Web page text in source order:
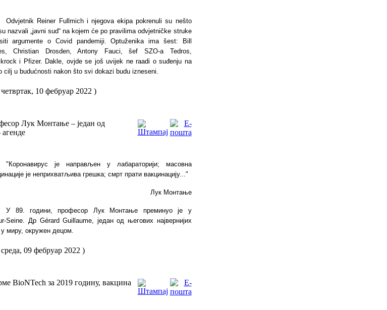
Odvjetnik Reiner Fullmich i njegova ekipa pokrenuli su nešto
nazvali „javni sud“ na kojem će po pravilima odvjetničke struke
argumente o Covid pandemiji. Optuženika ima šest: Bill
Christian Drosden, Antony Fauci, šef SZO-a Tedros,
i Pfizer. Dakle, ovjde se još uvijek ne raadi o suđenju na
cilj u budućnosti nakon što svi dokazi budu izneseni.
10 фебруар 2022 )
Лук Монтање – један од
агенде
"Коронавирус је направљен у лабараторији; масовна
је неприхватљива грешка; смрт прати вакцинацију..."
Лук Монтање
У 89. години, професор Лук Монтање преминуо је у
Seine. Др Gérard Guillaume, један од његових највернијих
миру, окружен децом.
09 фебруар 2022 )
BioNTech за 2019 годину, вакцина